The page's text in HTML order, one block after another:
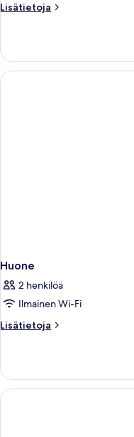
kuvat
Lisätietoja
Lisätietoja
Burj
Khalifa
View
Huone
2 henkilöä
Ilmainen Wi-Fi
Lisätietoja
Lisätietoja